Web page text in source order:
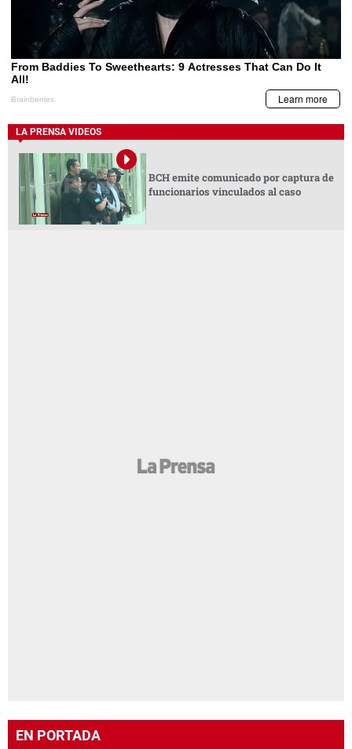
LA PRENSA VIDEOS
BCH emite comunicado por captura de
funcionarios vinculados al caso
EN PORTADA